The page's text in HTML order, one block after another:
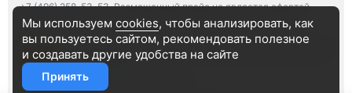
+7 (496) 258-53-53. Размещенный прайс не является офертой.
Медицинские услуги оказываются на основании договора.
Независимая оценка качества оказания услуг медицинским
организациям
Участвовать в голосовании
Мы используем cookies, чтобы анализировать, как
вы пользуетесь сайтом, рекомендовать полезное
и создавать другие удобства на сайте
Принять